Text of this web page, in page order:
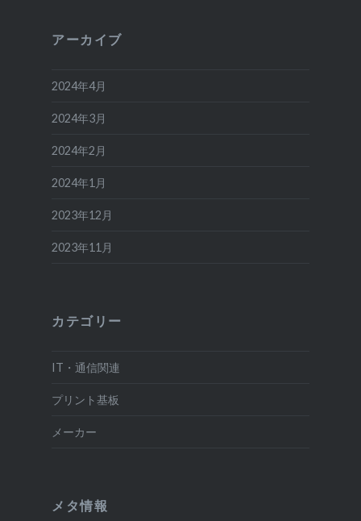
アーカイブ
2024年4月
2024年3月
2024年2月
2024年1月
2023年12月
2023年11月
カテゴリー
IT・通信関連
プリント基板
メーカー
メタ情報